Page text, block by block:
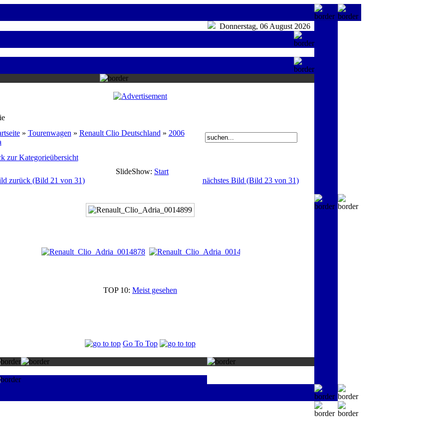
Donnerstag, 06 August 2026
» Tourenwagen » Renault Clio Deutschland » 2006
zur Kategorieübersicht
SlideShow: Start
zurück (Bild 21 von 31)
nächstes Bild (Bild 23 von 31)
TOP 10: Meist gesehen
Go To Top